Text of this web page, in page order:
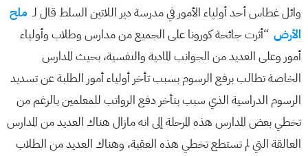
وائل غطاس أحد أولياء الأمور في مدرسة دير اللاتين السلط قال لـ ملح
الأرض “أثرت جائحة كورونا على الجميع من مدارس وطلاب وأولياء
أمور وعلى العديد من الجوانب المادية والنفسية، بحيث المدارس
الخاصة تطالب برفع الرسوم بسبب تأخر أولياء أمور الطلبة عن تسديد
الرسوم الدراسية الذي سبب بتأخر دفع الرواتب للمعلمين بالرغم من
تخطي بعض المدارس هذه المرحلة إلى انه مازال هناك العديد من المدارس
العالقة التي لم تستطع تخطي هذه العقبة، وهناك العديد من الطلاب